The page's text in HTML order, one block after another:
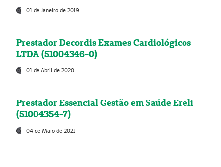
01 de Janeiro de 2019
Prestador Decordis Exames Cardiológicos
LTDA (51004346-0)
01 de Abril de 2020
Prestador Essencial Gestão em Saúde Ereli
(51004354-7)
04 de Maio de 2021